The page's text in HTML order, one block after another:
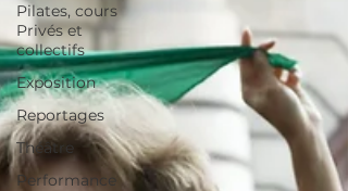
Pilates, cours
Privés et
collectifs
Exposition
Reportages
Théâtre
Performance